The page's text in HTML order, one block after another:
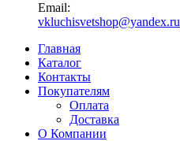
Email:
vkluchisvetshop@yandex.ru
Главная
Каталог
Контакты
Покупателям
Оплата
Доставка
О Компании